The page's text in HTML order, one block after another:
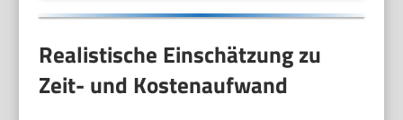
Realistische Einschätzung zu
Zeit- und Kostenaufwand